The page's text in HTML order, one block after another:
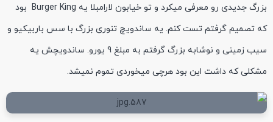
بزرگ جدیدی رو معرفی میکرد و تو خیابون لارامبلا یه Burger King بود
که تصمیم گرفتم تست کنم. یه ساندویچ تنوری بزرگ با سس باربیکیو و
سیب زمینی و نوشابه بزرگ گرفتم به مبلغ 9 یورو. ساندویچش یه
مشکلی که داشت این بود هرچی میخوردی تموم نمیشد.